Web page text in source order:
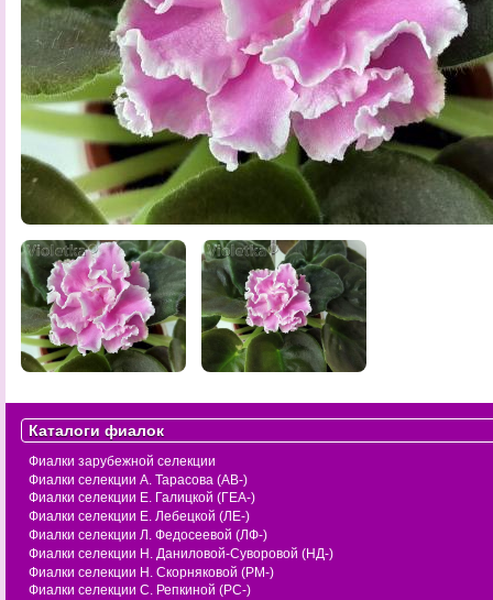
Каталоги фиалок
Фиалки зарубежной селекции
Фиалки селекции А. Тарасова (АВ-)
Фиалки селекции Е. Галицкой (ГЕА-)
Фиалки селекции Е. Лебецкой (ЛЕ-)
Фиалки селекции Л. Федосеевой (ЛФ-)
Фиалки селекции Н. Даниловой-Суворовой (НД-)
Фиалки селекции Н. Скорняковой (РМ-)
Фиалки селекции С. Репкиной (РС-)